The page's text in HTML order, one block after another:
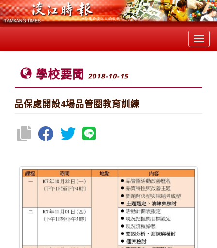
學校要聞 2018-10-15
品保處開設4場品管圈教育訓練